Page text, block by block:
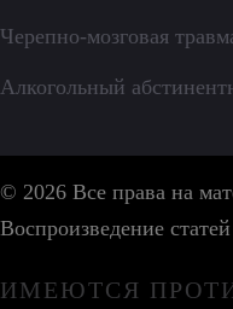
Черепно-мозговая
Алкогольный
© 2026 Все права на
Воспроизведение
ИМЕЮТСЯ